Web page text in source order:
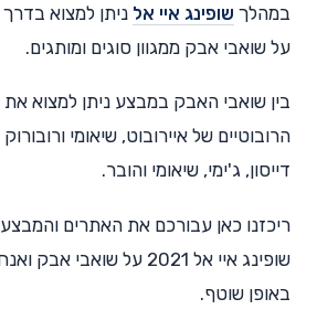
במהלך שופינג איי אל ניתן למצוא
על שואבי אבק ממגוון סוגים ומותגים.
בין שואבי האבק במבצע ניתן למצוא
הרובוטיים של איירובוט, שיאומי
דייסון, ג'ימי, שיאומי והובר.
ריכזנו כאן עבורכם את האתרים
שופינג איי אל 2021 על
באופן שוטף.